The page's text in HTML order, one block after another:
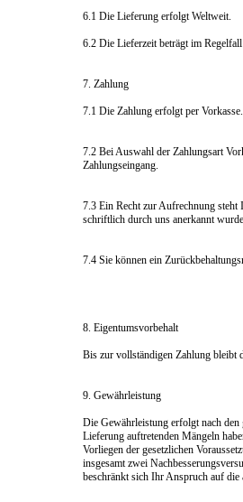
6.1 Die Lieferung erfolgt Weltweit.
6.2 Die Lieferzeit beträgt im
7. Zahlung
7.1 Die Zahlung erfolgt per Vorkasse.
7.2 Bei Auswahl der Zahlungsart
Zahlungseingang.
7.3 Ein Recht zur Aufrechnung steht
schriftlich durch uns anerkannt
7.4 Sie können ein
8. Eigentumsvorbehalt
Bis zur vollständigen Zahlung bleibt
9. Gewährleistung
Die Gewährleistung erfolgt nach
Lieferung auftretenden Mängeln
Vorliegen der gesetzlichen
insgesamt zwei
beschränkt sich Ihr Anspruch auf